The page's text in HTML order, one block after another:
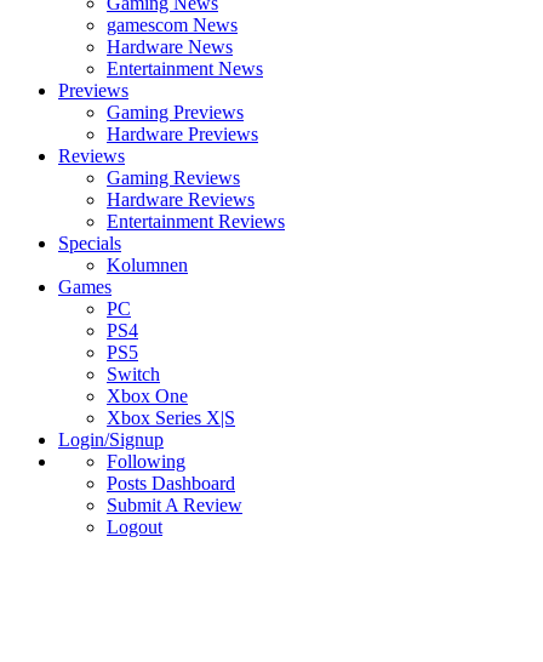
gamescom News
Hardware News
Entertainment News
Previews
Gaming Previews
Hardware Previews
Reviews
Gaming Reviews
Hardware Reviews
Entertainment Reviews
Specials
Kolumnen
Games
PC
PS4
PS5
Switch
Xbox One
Xbox Series X|S
Login/Signup
Following
Posts Dashboard
Submit A Review
Logout